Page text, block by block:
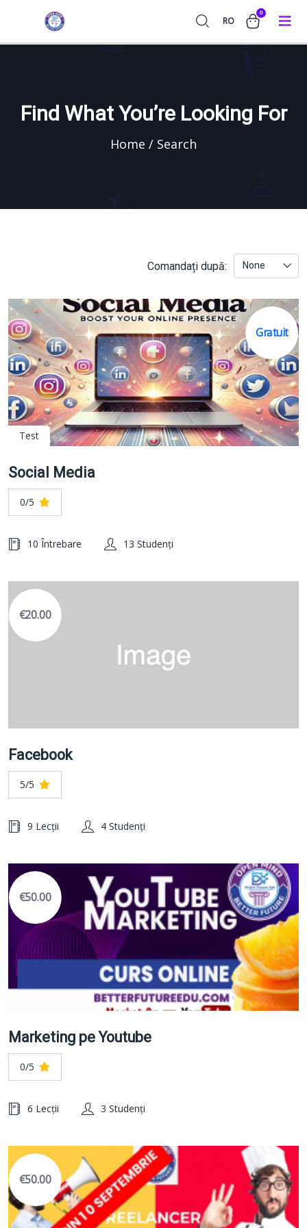
RO
0
Find What You’re Looking For
Home / Search
Comandați după: None
Gratuit
Test
Social Media
0/5
10 Întrebare 13 Studenți
€20.00
Facebook
5/5
9 Lecții 4 Studenți
€50.00
Marketing pe Youtube
0/5
6 Lecții 3 Studenți
€50.00